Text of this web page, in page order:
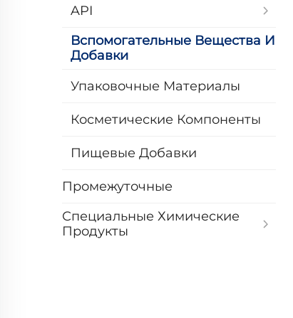
API
Вспомогательные Вещества И
Добавки
Упаковочные Материалы
Косметические Компоненты
Пищевые Добавки
Промежуточные
Специальные Химические
Продукты